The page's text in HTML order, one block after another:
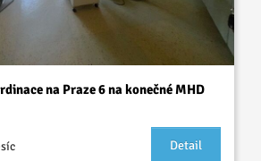
na Praze 6 na konečné MHD
Detail